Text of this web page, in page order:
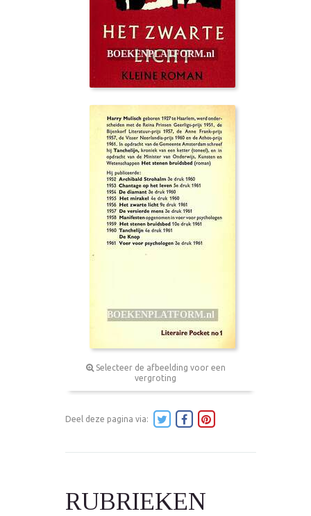
Selecteer de afbeelding voor een
vergroting
Deel deze pagina via:
RUBRIEKEN